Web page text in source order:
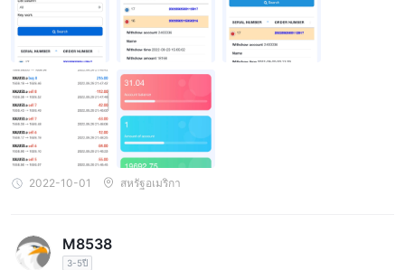
บกองทุนใหม่ ฉันไม่ได้ทำแต่พยายามถอนเงินให้ได้มากที่สุดในวันที่ 23/
9/23 แต่ล้มเหลวและข้อความแจ้งว่า “เนื่องจากการบำรุงรักษาช่องทาง
การถอน เวลาในการบำรุงรักษาคือ 1-4 วัน จากนั้นในวันที่ 29/9/29 มี
คนใช้บัญชีของฉันเพื่อซื้อขายเกือบ 90 ครั้งใน 20 นาที และทำให้เงินส่
วนใหญ่ของฉันหายไป ใครสามารถเข้าถึงบัญชีของฉันได้บ้าง เทคนอส!
2022-10-01 สหรัฐอเมริกา
M8538
3-5ปี